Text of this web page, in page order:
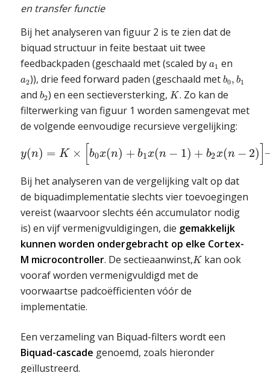
en transfer functie
Bij het analyseren van figuur 2 is te zien dat de
biquad structuur in feite bestaat uit twee
feedbackpaden (geschaald met (scaled by a1 en
a2)), drie feed forward paden (geschaald met b0, b1
and b2) en een sectieversterking,K. Zo kan de
filterwerking van figuur 1 worden samengevat met
de volgende eenvoudige recursieve vergelijking:
y(n) = K × [b0x(n) + b1x(n − 1) + b2x(n − 2) ]
Bij het analyseren van de vergelijking valt op dat
de biquadimplementatie slechts vier toevoegingen
vereist (waarvoor slechts één accumulator nodig
is) en vijf vermenigvuldigingen, die gemakkelijk
kunnen worden ondergebracht op elke Cortex-
M microcontroller. De sectieaanwinst,Kkan ook
vooraf worden vermenigvuldigd met de
voorwaartse padcoëfficienten vóór de
implementatie.
Een verzameling van Biquad-filters wordt een
Biquad-cascade genoemd, zoals hieronder
geïllustreerd.